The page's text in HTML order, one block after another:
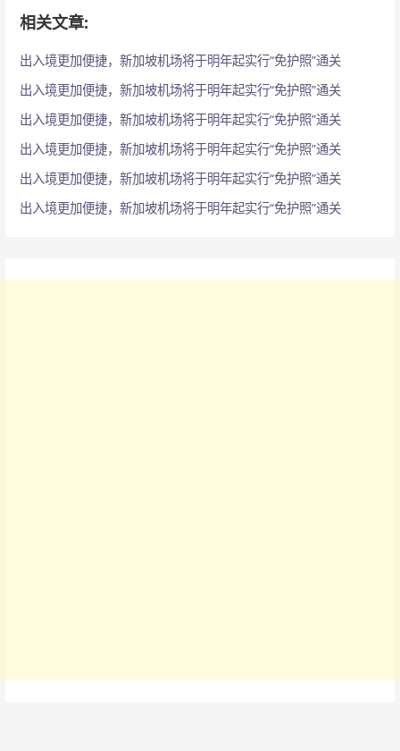
相关文章:
出入境更加便捷，新加坡机场将于明年起实行“免护照”通关
出入境更加便捷，新加坡机场将于明年起实行“免护照”通关
出入境更加便捷，新加坡机场将于明年起实行“免护照”通关
出入境更加便捷，新加坡机场将于明年起实行“免护照”通关
出入境更加便捷，新加坡机场将于明年起实行“免护照”通关
出入境更加便捷，新加坡机场将于明年起实行“免护照”通关